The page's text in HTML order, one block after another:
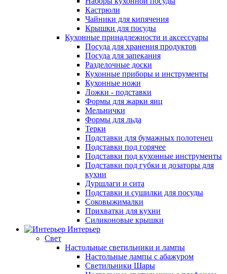
Кастрюли
Чайники для кипячения
Крышки для посуды
Кухонные принадлежности и аксессуары
Посуда для хранения продуктов
Посуда для запекания
Разделочные доски
Кухонные приборы и инструменты
Кухонные ножи
Ложки - подставки
Формы для жарки яиц
Мельнички
Формы для льда
Терки
Подставки для бумажных полотенец
Подставки под горячее
Подставки под кухонные инструменты
Подставки под губки и дозаторы для
кухни
Дуршлаги и сита
Подставки и сушилки для посуды
Соковыжималки
Прихватки для кухни
Силиконовые крышки
Интерьер
Свет
Настольные светильники и лампы
Настольные лампы с абажуром
Светильники Шары